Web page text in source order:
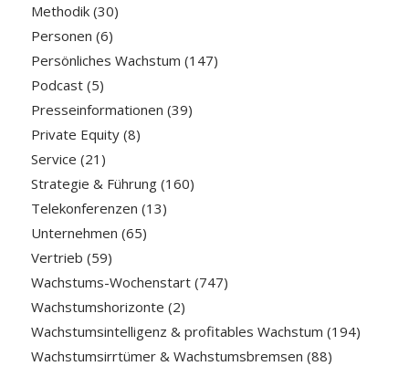
Methodik(30)
Personen (6)
Persönliches Wachstum (147)
Podcast(5)
Presseinformationen (39)
Private Equity(8)
Service (21)
Strategie & Führung(160)
Telekonferenzen (13)
Unternehmen (65)
Vertrieb (59)
Wachstums-Wochenstart(747)
Wachstumshorizonte (2)
Wachstumsintelligenz & profitables Wachstum (194)
Wachstumsirrtümer & Wachstumsbremsen (88)